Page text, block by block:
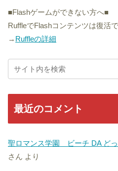
■Flashゲームができない方へ■
RuffleでFlashコンテンツは復活で
→ Ruffleの詳細
最近のコメント
聖ロマンス学園 ビーチ DA ど
さん より